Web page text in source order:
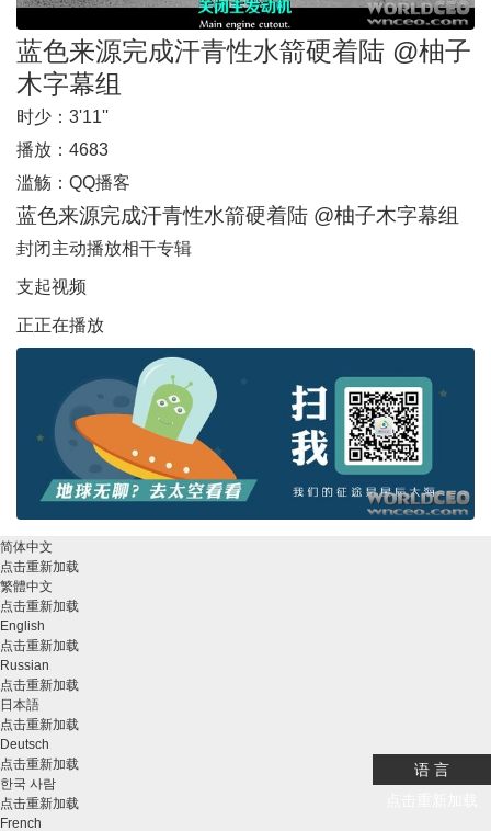
蓝色来源完成汗青性水箭硬着陆 @柚子
木字幕组
时少： 3'11''
播放： 4683
滥觞： QQ播客
蓝色来源完成汗青性水箭硬着陆 @柚子木字幕组
封闭主动播放相干专辑
支起视频
正正在播放
语 言
简体中文
点击重新加载
繁體中文
点击重新加载
English
点击重新加载
Russian
点击重新加载
日本語
点击重新加载
Deutsch
点击重新加载
한국 사람
点击重新加载
French